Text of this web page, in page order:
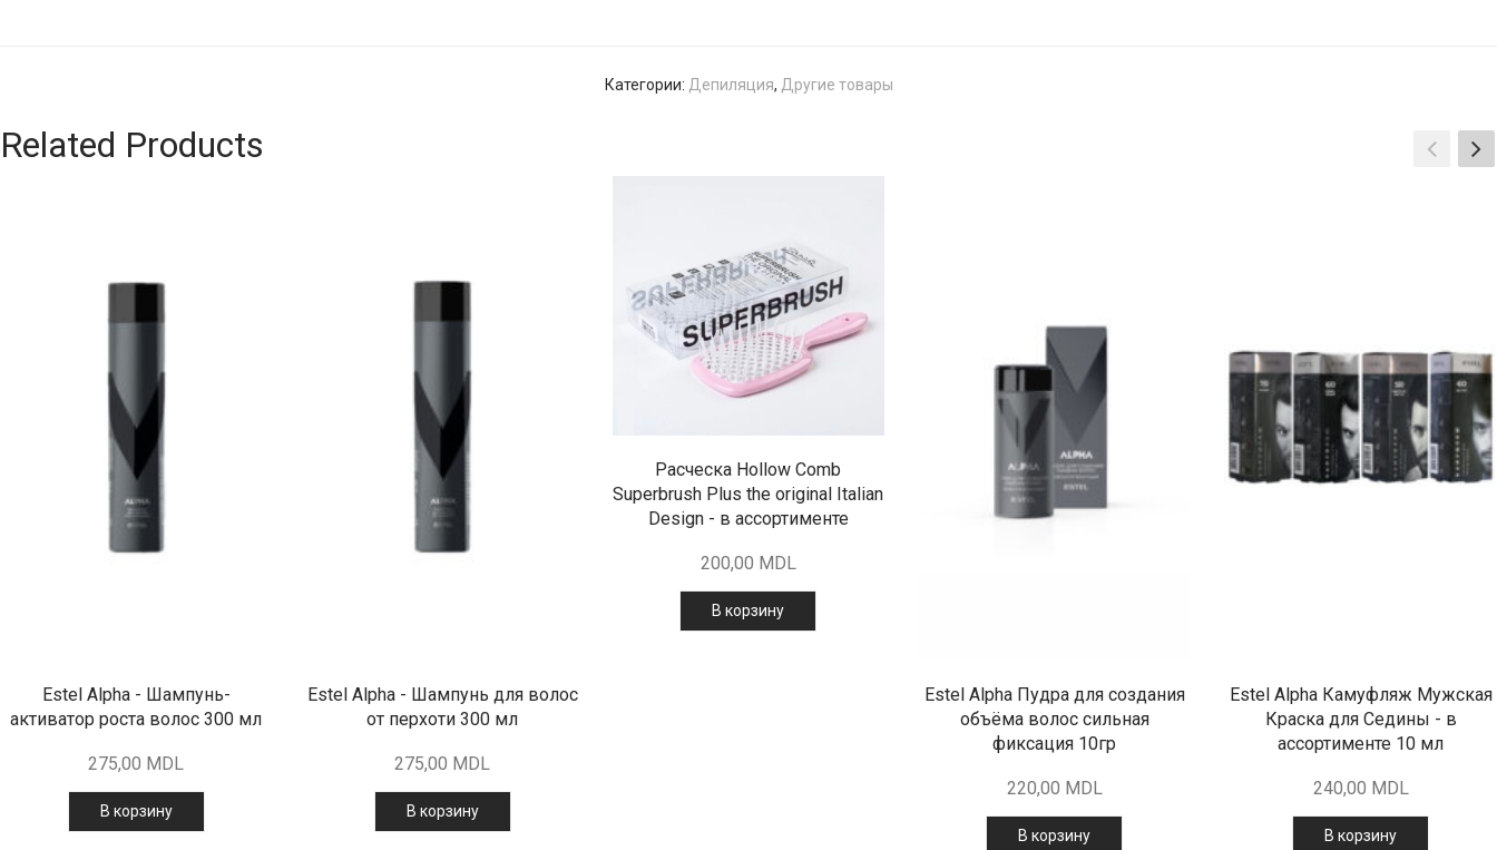
Категории: Депиляция, Другие товары
Related Products
Estel Alpha - Шампунь-
активатор роста волос 300 мл
275,00 MDL
В корзину
Estel Alpha - Шампунь для волос
от перхоти 300 мл
275,00 MDL
В корзину
Расческа Hollow Comb
Superbrush Plus the original Italian
Design - в ассортименте
200,00 MDL
В корзину
Estel Alpha Пудра для создания
объёма волос сильная
фиксация 10гр
220,00 MDL
В корзину
Estel Alpha Камуфляж Мужская
Краска для Седины - в
ассортименте 10 мл
240,00 MDL
В корзину